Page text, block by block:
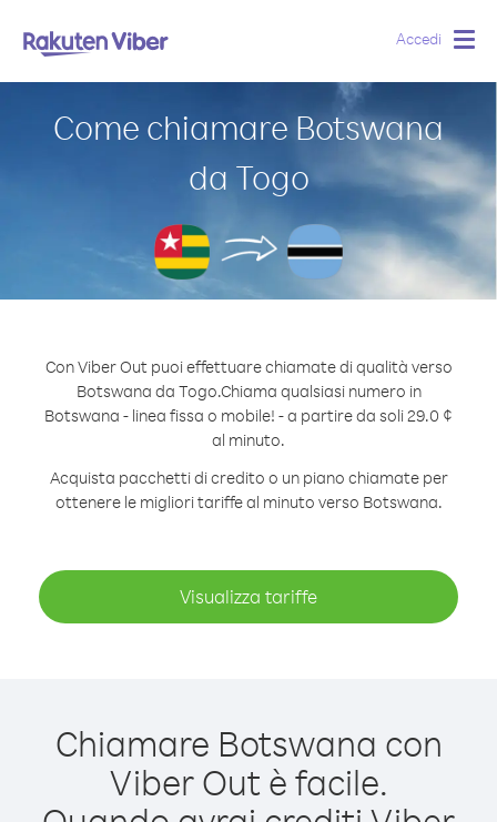
Accedi
Come chiamare Botswana
da Togo
Con Viber Out puoi effettuare chiamate di qualità verso
Botswana da Togo.Chiama qualsiasi numero in
Botswana - linea fissa o mobile! - a partire da soli 29.0 ¢
al minuto.
Acquista pacchetti di credito o un piano chiamate per
ottenere le migliori tariffe al minuto verso Botswana.
Visualizza tariffe
Chiamare Botswana con
Viber Out è facile.